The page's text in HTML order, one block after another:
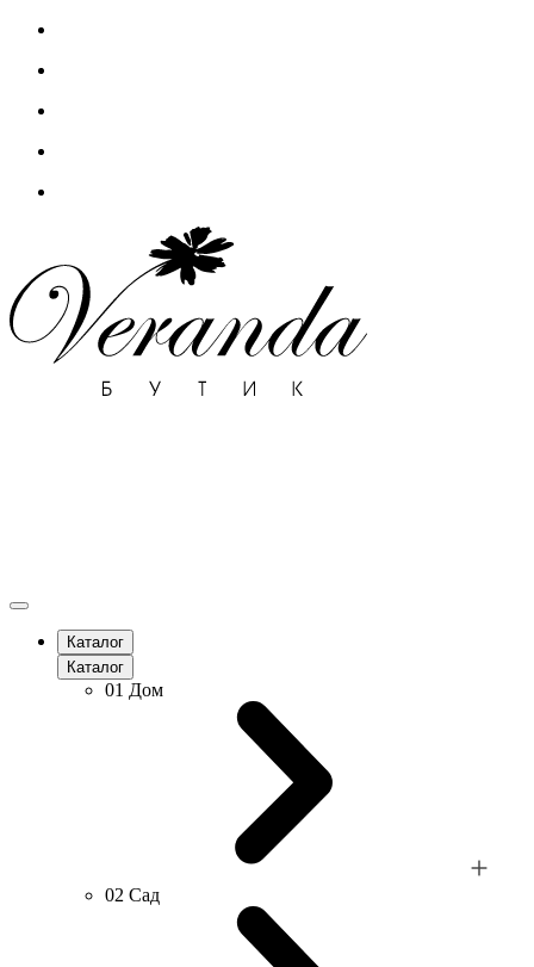
Каталог
Каталог
01 Дом
02 Сад